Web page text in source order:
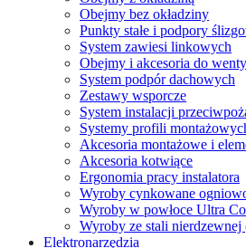
Obejmy bez okładziny
Punkty stałe i podpory
System zawiesi linkowych
Obejmy i akcesoria do
System podpór dachowych
Zestawy wsporcze
System instalacji
Systemy profili
Akcesoria montażowe i
Akcesoria kotwiące
Ergonomia pracy instalatora
Wyroby cynkowane
Wyroby w powłoce Ultra
Wyroby ze stali
Elektronarzędzia